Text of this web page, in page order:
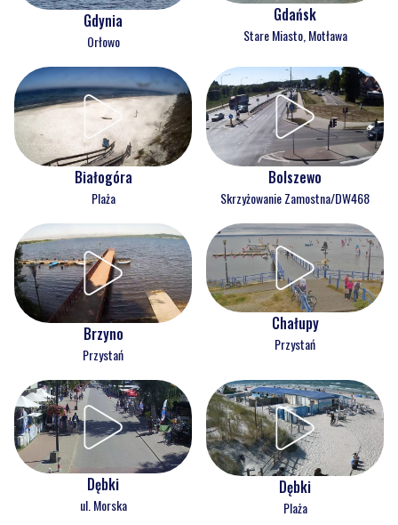
Gdynia
Orłowo
Gdańsk
Stare Miasto, Motława
Białogóra
Plaża
Bolszewo
Skrzyżowanie Zamostna/DW468
Brzyno
Przystań
Chałupy
Przystań
Dębki
ul. Morska
Dębki
Plaża